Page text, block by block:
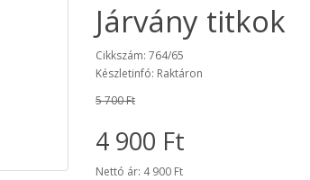
Járvány titkok
Cikkszám: 764/65
Készletinfó: Raktáron
5 700 Ft
4 900 Ft
Nettó ár: 4 900 Ft